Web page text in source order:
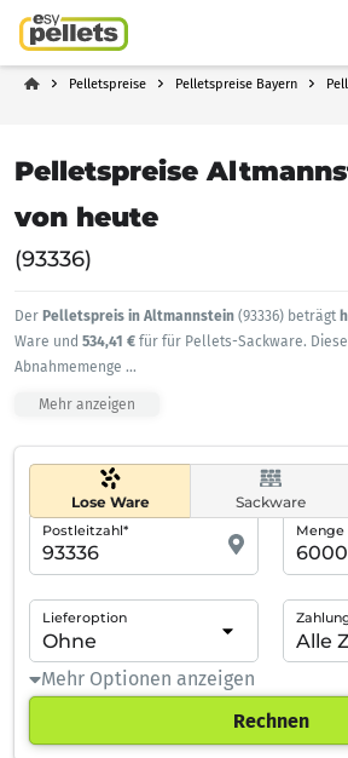
Pelletspreise Pelletspreise Bayern
Pelletspreise
von heute
(93336)
Der Pelletspreis in Altmannstein (93336) beträgt
Ware und 534,41 € für für Pellets-Sackware.
Abnahmemenge ...
Mehr anzeigen
Lose Ware Sackware
Postleitzahl* Menge
Lieferoption
Mehr Optionen anzeigen
Rechnen